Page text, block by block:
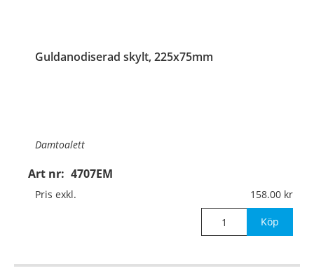
Guldanodiserad skylt, 225x75mm
Art nr: 4707EM
Damtoalett
Material:Guldanodiserad aluminium, 1mm (plan)
Pris exkl. 158.00
Köp